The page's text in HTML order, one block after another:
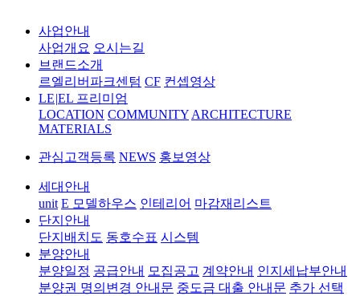
사업안내
사업개요 오시는길
브랜드소개
르엘리버파크센텀 CF 컨셉영상
LE|EL 프리미엄
LOCATION COMMUNITYARCHITECTURE
MATERIALS
관심고객등록 NEWS 홍보영상
세대안내
unit E 모델하우스 인테리어 마감재리스트
단지안내
단지배치도 동호수표 시스템
분양안내
분양일정 공급안내 모집공고 계약안내 인지세납부안내
분양권 명의변경 안내문 중도금 대출 안내문 추가 선택